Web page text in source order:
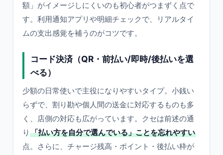
額」がイメージしにくいのも初心者がつまずく点で
す。利用通知アプリや明細チェックで、リアルタイ
ムの支出感覚を補うのがコツです。
コード決済（QR・前払い/即時/後払いを選
べる）
少額の日常使いで主役になりやすいタイプ。小銭い
らずで、割り勘や個人間の送金に対応するものも多
く、店側の対応も広がっています。クセは前述の通
り 「払い方を自分で選んでいる」ことを忘れやすい
点。さらに、チャージ残高・ポイント・後払い枠が